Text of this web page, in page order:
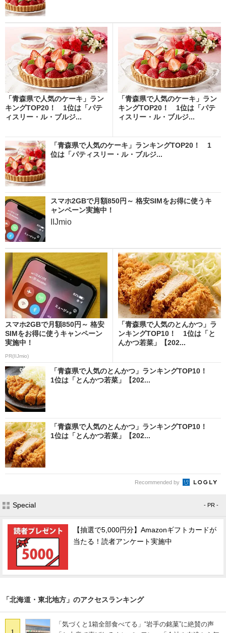
「青森県で人気のケーキ」ラン
キングTOP20！ 1位は「パテ
ィスリー・ル・ブルジ...
「青森県で人気のケーキ」ラン
キングTOP20！ 1位は「パテ
ィスリー・ル・ブルジ...
「青森県で人気のケーキ」ランキングTOP20！ 1
位は「パティスリー・ル・ブルジ...
スマホ2GBで月額850円～ 格安SIMをお得に使うキ
ャンペーン実施中！
IIJmio
スマホ2GBで月額850円～ 格安
SIMをお得に使うキャンペーン
実施中！
PR(IIJmio)
「青森県で人気のとんかつ」ラ
ンキングTOP10！ 1位は「と
んかつ若菜」【202...
「青森県で人気のとんかつ」ランキングTOP10！
1位は「とんかつ若菜」【202...
「青森県で人気のとんかつ」ランキングTOP10！
1位は「とんかつ若菜」【202...
Recommended by
Special - PR -
【抽選で5,000円分】Amazonギフトカードが
当たる！読者アンケート実施中
「北海道・東北地方」のアクセスランキング
「気づくと1箱全部食べてる」“岩手の銘菓”に絶賛の声